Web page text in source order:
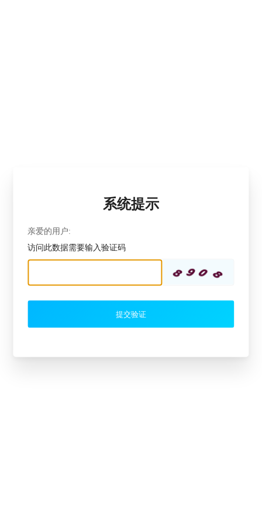
系统提示
亲爱的用户:
访问此数据需要输入验证码